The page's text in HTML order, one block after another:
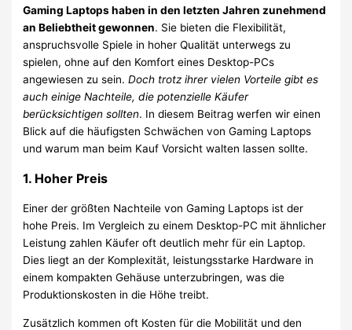
Gaming Laptops haben in den letzten Jahren zunehmend
an Beliebtheit gewonnen. Sie bieten die Flexibilität,
anspruchsvolle Spiele in hoher Qualität unterwegs zu
spielen, ohne auf den Komfort eines Desktop-PCs
angewiesen zu sein.Doch trotz ihrer vielen Vorteile gibt es
auch einige Nachteile, die potenzielle Käufer
berücksichtigen sollten. In diesem Beitrag werfen wir einen
Blick auf die häufigsten Schwächen von Gaming Laptops
und warum man beim Kauf Vorsicht walten lassen sollte.
1. Hoher Preis
Einer der größten Nachteile von Gaming Laptops ist der
hohe Preis. Im Vergleich zu einem Desktop-PC mit ähnlicher
Leistung zahlen Käufer oft deutlich mehr für ein Laptop.
Dies liegt an der Komplexität, leistungsstarke Hardware in
einem kompakten Gehäuse unterzubringen, was die
Produktionskosten in die Höhe treibt.
Zusätzlich kommen oft Kosten für die Mobilität und den